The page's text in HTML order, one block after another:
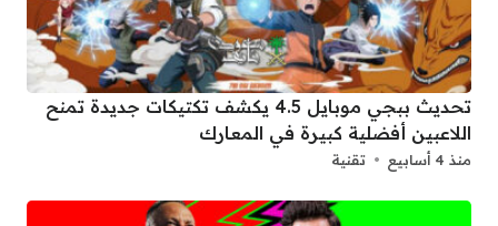
تحديث ببجي موبايل 4.5 يكشف تكتيكات جديدة تمنح
اللاعبين أفضلية كبيرة في المعارك
منذ 4 أسابيع تقنية